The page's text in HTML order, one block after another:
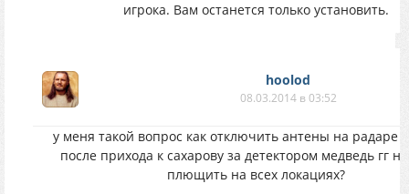
игрока. Вам останется только установить.
hoolod
08.03.2014 в 03:52
у меня такой вопрос как отключить антены на радаре
после прихода к сахарову за детектором медведь гг
плющить на всех локациях?